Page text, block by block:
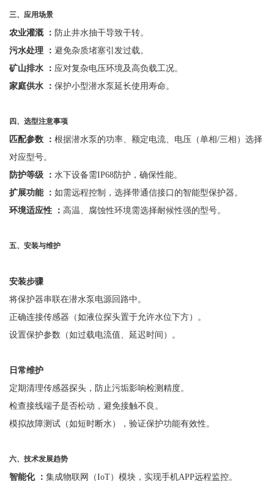
三、应用场景
农业灌溉 ： 防止井水抽干导致干转。
污水处理
： 避免杂质堵塞引发过载。
矿山排水
： 应对复杂电压环境及高负载工况。
家庭供水
： 保护小型潜水泵延长使用寿命。
四、选型注意事项
匹配参数 ： 根据潜水泵的功率、额定电流、电压（单相/三相）选择
对应型号。
防护等级
： 水下设备需IP68防护，确保性能。
扩展功能
： 如需远程控制，选择带通信接口的智能型保护器。
环境适应性
： 高温、腐蚀性环境需选择耐候性强的型号。
五、安装与维护
安装步骤
将保护器串联在潜水泵电源回路中。
正确连接传感器（如液位探头置于允许水位下方）。
设置保护参数（如过载电流值、延迟时间）。
日常维护
定期清理传感器探头，防止污垢影响检测精度。
检查接线端子是否松动，避免接触不良。
模拟故障测试（如短时断水），验证保护功能有效性。
六、技术发展趋势
智能化 ： 集成物联网（IoT）模块，实现手机APP远程监控。